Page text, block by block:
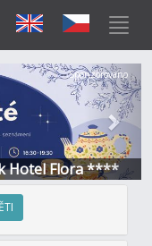
Hotel Flora ****
Další
Sponzorováno